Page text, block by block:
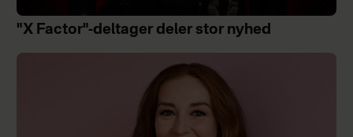
"X Factor"-deltager deler stor nyhed